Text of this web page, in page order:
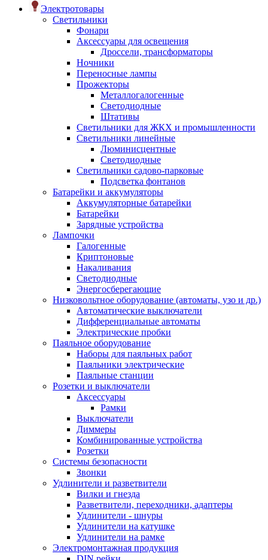
Электротовары
Светильники
Фонари
Аксессуары для освещения
Дроссели, трансформаторы
Ночники
Переносные лампы
Прожекторы
Металлогалогенные
Светодиодные
Штативы
Светильники для ЖКХ и промышленности
Светильники линейные
Люминисцентные
Светодиодные
Светильники садово-парковые
Подсветка фонтанов
Батарейки и аккумуляторы
Аккумуляторные батарейки
Батарейки
Зарядные устройства
Лампочки
Галогенные
Криптоновые
Накаливания
Светодиодные
Энергосберегающие
Низковольтное оборудование (автоматы, узо и др.)
Автоматические выключатели
Дифференциальные автоматы
Электрические пробки
Паяльное оборудование
Наборы для паяльных работ
Паяльники электрические
Паяльные станции
Розетки и выключатели
Аксессуары
Рамки
Выключатели
Диммеры
Комбинированные устройства
Розетки
Системы безопасности
Звонки
Удлинители и разветвители
Вилки и гнезда
Разветвители, переходники, адаптеры
Удлинители - шнуры
Удлинители на катушке
Удлинители на рамке
Электромонтажная продукция